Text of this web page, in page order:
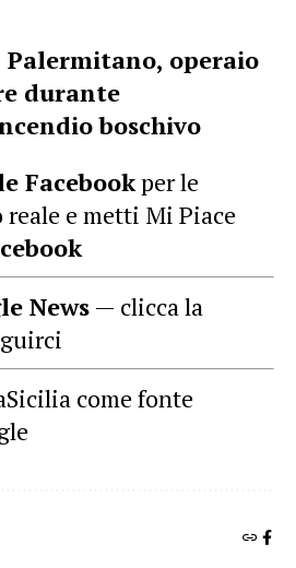
operaio
durante
boschivo
Facebookper le
e metti Mi Piace
News — clicca la
come fonte